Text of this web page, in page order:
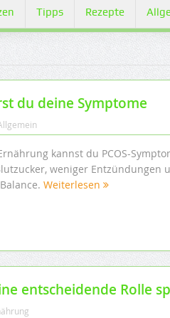
Tipps Rezepte
du deine Symptome
kannst du PCOS-
weniger Entzündungen
Weiterlesen
entscheidende Rolle